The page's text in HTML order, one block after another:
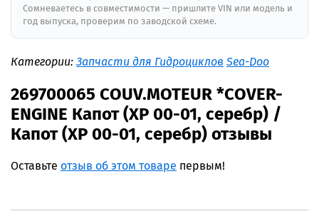
Сомневаетесь в совместимости — пришлите VIN или модель и
год выпуска, проверим по заводской схеме.
Категории: Запчасти для Гидроциклов Sea-Doo
269700065 COUV.MOTEUR *COVER-
ENGINE Капот (XP 00-01, серебр) /
Капот (XP 00-01, серебр) отзывы
Оставьте отзыв об этом товаре первым!